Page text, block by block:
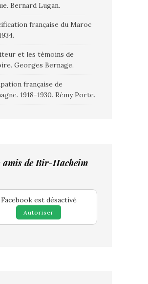
Bernard Lugan.
française du Maroc
et les témoins de
Georges Bernage.
française de
1918-1930. Rémy Porte.
amis de Bir-Hacheim
Facebook est désactivé
Autoriser